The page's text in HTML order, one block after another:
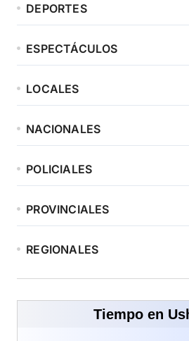
DEPORTES
ESPECTÁCULOS
LOCALES
NACIONALES
POLICIALES
PROVINCIALES
REGIONALES
Tiempo en